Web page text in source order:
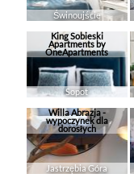
Świnoujście
King Sobieski
Apartments by
OneApartments
Sopot
Willa Abrazja -
wypoczynek dla
dorosłych
Jastrzębia Góra